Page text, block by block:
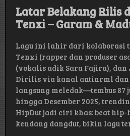
Latar Belakang Rilis
Tenxi – Garam &
Lagu ini lahir dari kolaborasi
Tenxi (rapper dan produser
(vokalis adik Sara Fajira), dan
Dirilis via kanal antinrml dan
langsung meledak—tembus 87
hingga Desember 2025,
HipDut jadi ciri khas: beat hip-
kendang dangdut, bikin lagu